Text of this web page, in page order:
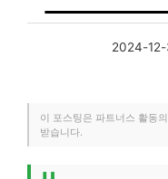
2024-12-
이 포스팅은 파트너스 활동
받습니다.